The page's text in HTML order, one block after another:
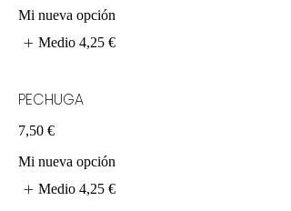
Mi nueva opción
Medio 4,25 €
PECHUGA
7,50 €
Mi nueva opción
Medio 4,25 €